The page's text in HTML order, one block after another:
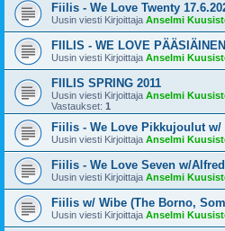
Fiilis - We Love Twenty
Uusin viesti Kirjoittaja Anselmi
FIILIS - WE LOVE
Uusin viesti Kirjoittaja Anselmi
FIILIS SPRING 2011
Uusin viesti Kirjoittaja Anselmi
Vastaukset: 1
Fiilis - We Love Pikkujoulut w/
Uusin viesti Kirjoittaja Anselmi
Fiilis - We Love Seven w/
Uusin viesti Kirjoittaja Anselmi
Fiilis w/ Wibe (The Borno,
Uusin viesti Kirjoittaja Anselmi